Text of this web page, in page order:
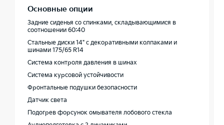
Основные опции
Задние сиденья со спинками, складывающимися в
соотношении 60:40
Стальные диски 14" с декоративными колпаками и
шинами 175/65 R14
Система контроля давления в шинах
Система курсовой устойчивости
Фронтальные подушки безопасности
Датчик света
Подогрев форсунок омывателя лобового стекла